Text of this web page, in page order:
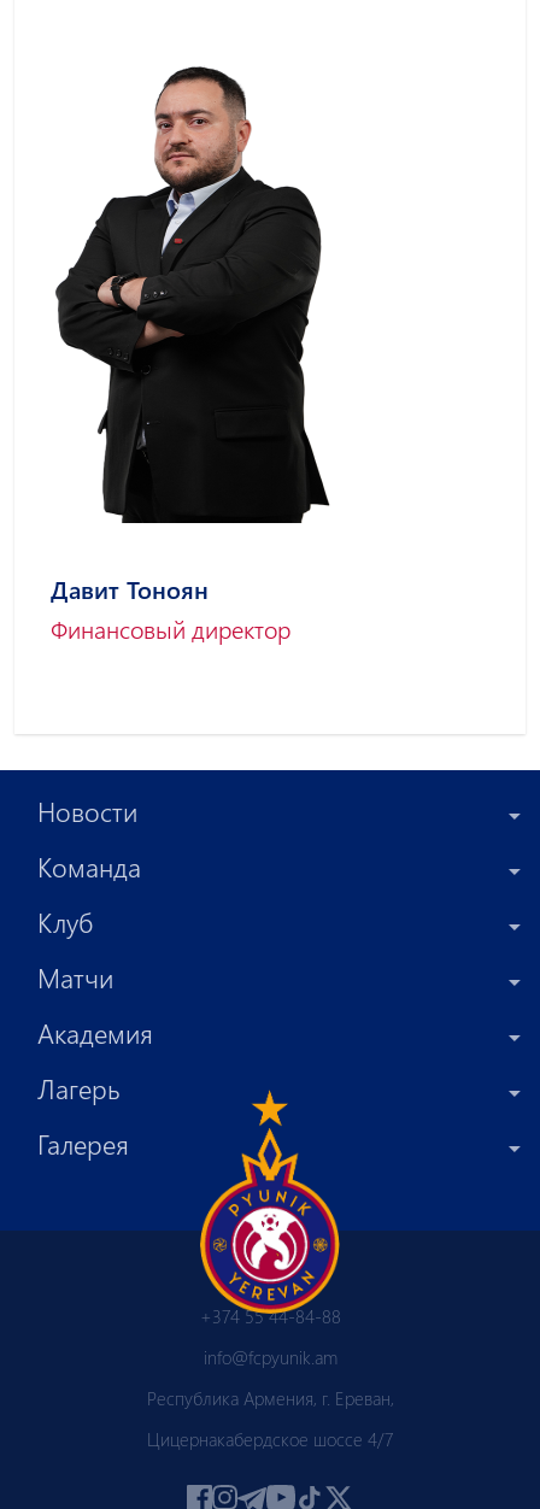
Давит Тоноян
Финансовый директор
Новости
Команда
Клуб
Матчи
Академия
Лагерь
Галерея
+374 55 44-84-88
info@fcpyunik.am
Республика Армения, г. Ереван,
Цицернакабердское шоссе 4/7